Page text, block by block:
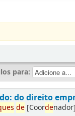
para:
do direito
de [Coordenador]